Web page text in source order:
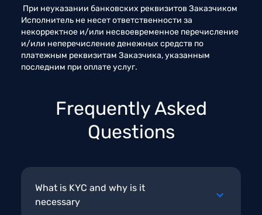
Исполнитель не несет ответственности за
некорректное и/или несвоевременное перечисление
и/или неперечисление денежных средств по
платежным реквизитам Заказчика, указанным
последним при оплате услуг.
Frequently Asked
Questions
What is KYC and why is it
necessary